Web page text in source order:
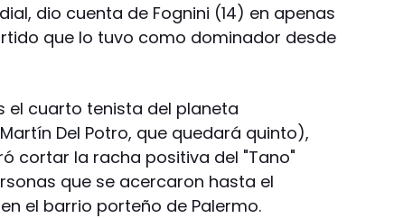
dio cuenta de Fognini (14) en apenas
que lo tuvo como dominador desde
el cuarto tenista del planeta
Del Potro, que quedará quinto),
cortar la racha positiva del "Tano"
que se acercaron hasta el
el barrio porteño de Palermo.